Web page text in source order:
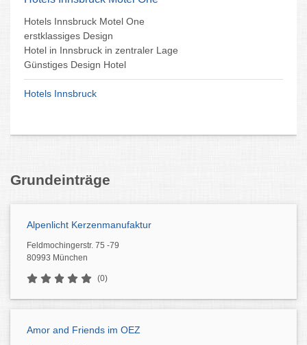
Hotels Innsbruck Motel One
erstklassiges Design
Hotel in Innsbruck in zentraler Lage
Günstiges Design Hotel
Hotels Innsbruck
Grundeinträge
Alpenlicht Kerzenmanufaktur
Feldmochingerstr. 75 -79
80993 München
(0)
Amor and Friends im OEZ